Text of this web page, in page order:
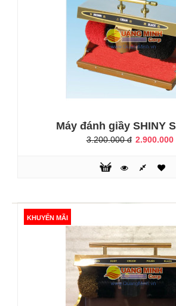
Máy sử dụng công nghệ và mẫu mã
giày Apus AP4 là dòng máy đánh giày
văn phòng, các khách sạn, nhà hàng,
Máy đánh giầy SHINY
3.200.000 đ 2.900.000
KHUYẾN MÃI